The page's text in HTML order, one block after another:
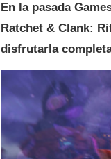
En la pasada
Ratchet & Clank:
disfrutarla